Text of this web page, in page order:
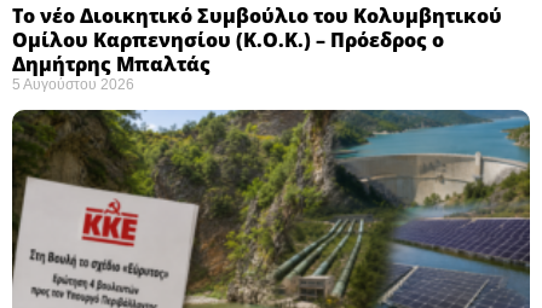
Το νέο Διοικητικό Συμβούλιο του Κολυμβητικού
Ομίλου Καρπενησίου (Κ.Ο.Κ.) – Πρόεδρος ο
Δημήτρης Μπαλτάς
5 Αυγούστου 2026